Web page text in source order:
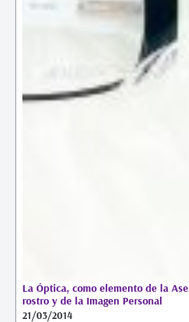
La Óptica, como elemento de la
rostro y de la Imagen Personal
21/03/2014